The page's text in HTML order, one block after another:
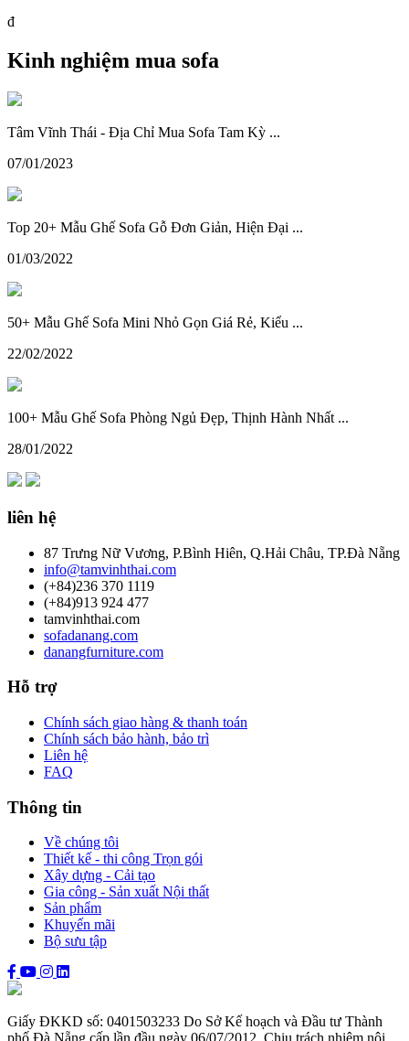
đ
Kinh nghiệm mua sofa
Tâm Vĩnh Thái - Địa Chỉ Mua Sofa Tam Kỳ ...
07/01/2023
Top 20+ Mẫu Ghế Sofa Gỗ Đơn Giản, Hiện Đại ...
01/03/2022
50+ Mẫu Ghế Sofa Mini Nhỏ Gọn Giá Rẻ, Kiểu ...
22/02/2022
100+ Mẫu Ghế Sofa Phòng Ngủ Đẹp, Thịnh Hành Nhất ...
28/01/2022
liên hệ
87 Trưng Nữ Vương, P.Bình Hiên, Q.Hải Châu, TP.Đà Nẵng
info@tamvinhthai.com
(+84)236 370 1119
(+84)913 924 477
tamvinhthai.com
sofadanang.com
danangfurniture.com
Hỗ trợ
Chính sách giao hàng & thanh toán
Chính sách bảo hành, bảo trì
Liên hệ
FAQ
Thông tin
Về chúng tôi
Thiết kế - thi công Trọn gói
Xây dựng - Cải tạo
Gia công - Sản xuất Nội thất
Sản phẩm
Khuyến mãi
Bộ sưu tập
Giấy ĐKKD số: 0401503233 Do Sở Kế hoạch và Đầu tư Thành